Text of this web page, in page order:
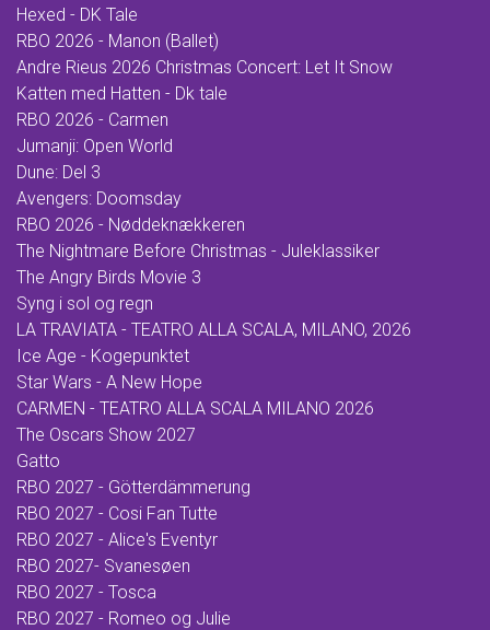
Hexed - DK Tale
RBO 2026 - Manon (Ballet)
Andre Rieus 2026 Christmas Concert: Let It Snow
Katten med Hatten - Dk tale
RBO 2026 - Carmen
Jumanji: Open World
Dune: Del 3
Avengers: Doomsday
RBO 2026 - Nøddeknækkeren
The Nightmare Before Christmas - Juleklassiker
The Angry Birds Movie 3
Syng i sol og regn
LA TRAVIATA - TEATRO ALLA SCALA, MILANO, 2026
Ice Age - Kogepunktet
Star Wars - A New Hope
CARMEN - TEATRO ALLA SCALA MILANO 2026
The Oscars Show 2027
Gatto
RBO 2027 - Götterdämmerung
RBO 2027 - Cosi Fan Tutte
RBO 2027 - Alice's Eventyr
RBO 2027- Svanesøen
RBO 2027 - Tosca
RBO 2027 - Romeo og Julie